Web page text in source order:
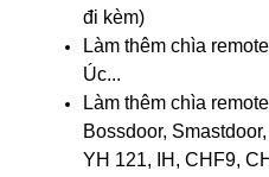
đi kèm)
Làm thêm chìa
Úc...
Làm thêm chìa
Bossdoor,
YH 121, IH, CHF9,